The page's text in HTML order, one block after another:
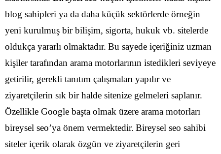
blog sahipleri ya da daha küçük sektörlerde örneğin
yeni kurulmuş bir bilişim, sigorta, hukuk vb. sitelerde
oldukça yararlı olmaktadır. Bu sayede içeriğiniz uzman
kişiler tarafından arama motorlarının istedikleri seviyeye
getirilir, gerekli tanıtım çalışmaları yapılır ve
ziyaretçilerin sık bir halde sitenize gelmeleri saplanır.
Özellikle Google başta olmak üzere arama motorları
bireysel seo’ya önem vermektedir. Bireysel seo sahibi
siteler içerik olarak özgün ve ziyaretçilerin geri